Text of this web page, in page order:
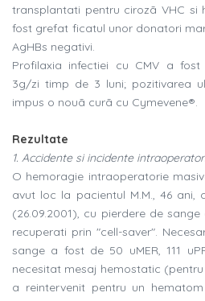
transplantati pentru cirozã VHC
fost grefat ficatul unor donatori
AgHBs negativi.
Profilaxia infectiei cu CMV a
3g/zi timp de 3 luni; pozitivarea
impus o nouã curã cu Cymevene®.
Rezultate
1. Accidente si incidente
O hemoragie intraoperatorie
avut loc la pacientul M.M., 46 ani,
(26.09.2001), cu pierdere de
recuperati prin "cell-saver".
sange a fost de 50 uMER, 111
necesitat mesaj hemostatic (pentru
a reintervenit pentru un